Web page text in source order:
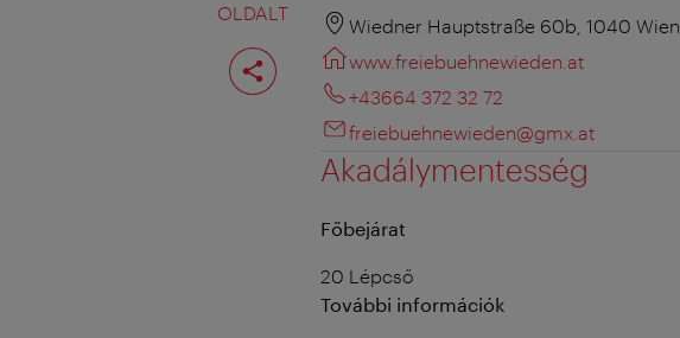
OLDALT
Oldal
megosztása
Wiedner Hauptstraße 60b, 1040 Wien
www.freiebuehnewieden.at
+43664 372 32 72
freiebuehnewieden@gmx.at
Akadálymentesség
Főbejárat
20 Lépcső
További információk